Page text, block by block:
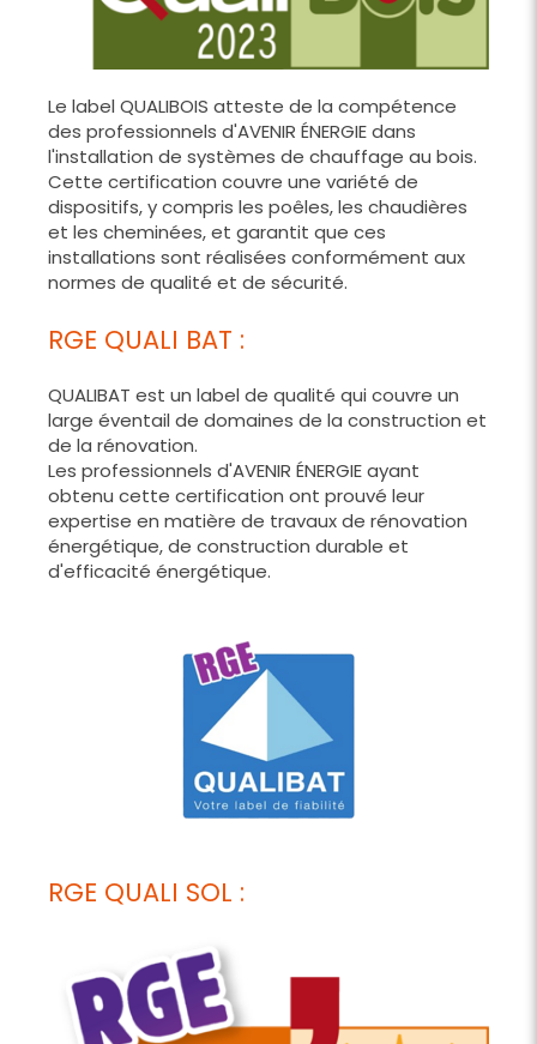
Le label QUALIBOIS atteste de la compétence
des professionnels d'AVENIR ÉNERGIE dans
l'installation de systèmes de chauffage au bois.
Cette certification couvre une variété de
dispositifs, y compris les poêles, les chaudières
et les cheminées, et garantit que ces
installations sont réalisées conformément aux
normes de qualité et de sécurité.
RGE QUALI BAT :
QUALIBAT est un label de qualité qui couvre un
large éventail de domaines de la construction et
de la rénovation.
Les professionnels d'AVENIR ÉNERGIE ayant
obtenu cette certification ont prouvé leur
expertise en matière de travaux de rénovation
énergétique, de construction durable et
d'efficacité énergétique.
RGE QUALI SOL :